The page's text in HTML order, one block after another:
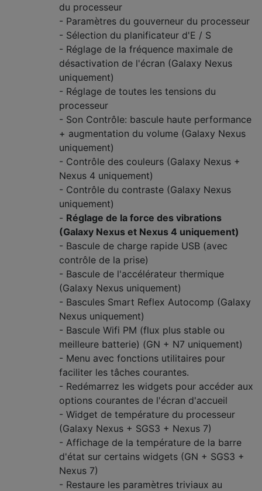
du processeur
- Paramètres du gouverneur du processeur
- Sélection du planificateur d'E / S
- Réglage de la fréquence maximale de
désactivation de l'écran (Galaxy Nexus
uniquement)
- Réglage de toutes les tensions du
processeur
- Son Contrôle: bascule haute performance
+ augmentation du volume (Galaxy Nexus
uniquement)
- Contrôle des couleurs (Galaxy Nexus +
Nexus 4 uniquement)
- Contrôle du contraste (Galaxy Nexus
uniquement)
- Réglage de la force des vibrations
(Galaxy Nexus et Nexus 4 uniquement)
- Bascule de charge rapide USB (avec
contrôle de la prise)
- Bascule de l'accélérateur thermique
(Galaxy Nexus uniquement)
- Bascules Smart Reflex Autocomp (Galaxy
Nexus uniquement)
- Bascule Wifi PM (flux plus stable ou
meilleure batterie) (GN + N7 uniquement)
- Menu avec fonctions utilitaires pour
faciliter les tâches courantes.
- Redémarrez les widgets pour accéder aux
options courantes de l'écran d'accueil
- Widget de température du processeur
(Galaxy Nexus + SGS3 + Nexus 7)
- Affichage de la température de la barre
d'état sur certains widgets (GN + SGS3 +
Nexus 7)
- Restaure les paramètres triviaux au